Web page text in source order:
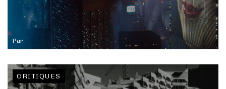
Par
CRITIQUES